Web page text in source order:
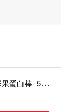
B
ody Attack YAMBAM Nuts Protein Bar 堅果蛋白棒- 55克